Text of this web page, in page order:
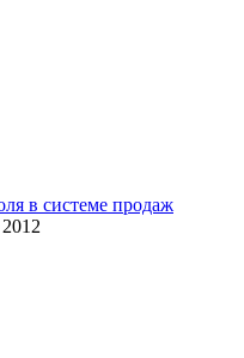
в системе продаж